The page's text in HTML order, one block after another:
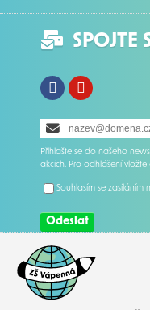
SPOJTE
Facebook
Přihlašte se do našeho
akcích. Pro odhlášení vložte
Souhlasím se zasíláním
Odeslat